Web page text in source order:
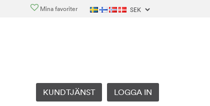
Mina favoriter
KUNDTJÄNST LOGGA IN